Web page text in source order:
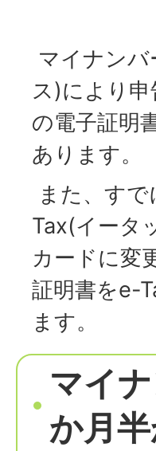
マイナン
ス)により
の電子証明
あります。
また、す
Tax(イータ
カードに変
証明書をe-
ます。
マイ
か月